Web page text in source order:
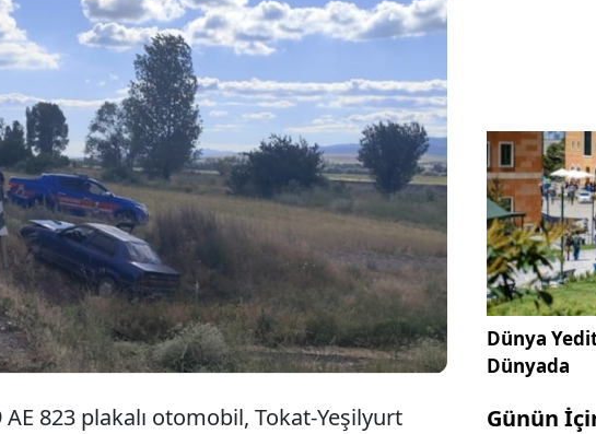
Tokat'ın Yeşilyurt ilçesinde cenazeden dönenleri
taşıyan otomobilin devrilmesi sonucu 1 kişi öldü,
1 kişi yaralandı.
823 plakalı otomobil, Tokat-Yeşilyurt
Dünya
Dünyada
Günün